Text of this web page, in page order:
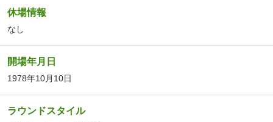
休場情報
なし
開場年月日
1978年10月10日
ラウンドスタイル